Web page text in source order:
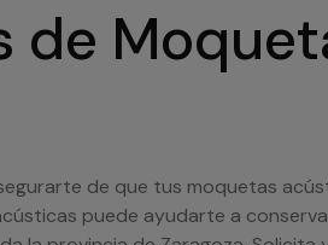
de
de que tus moquetas
puede ayudarte a